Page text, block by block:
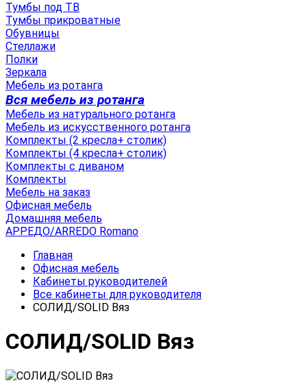
Тумбы под ТВ
Тумбы прикроватные
Обувницы
Стеллажи
Полки
Зеркала
Мебель из ротанга
Вся мебель из ротанга
Мебель из натурального ротанга
Мебель из искусственного ротанга
Комплекты (2 кресла+ столик)
Комплекты (4 кресла+ столик)
Комплекты с диваном
Комплекты
Мебель на заказ
Офисная мебель
Домашняя мебель
АРРЕДО/ARREDO Romano
Главная
Офисная мебель
Кабинеты руководителей
Все кабинеты для руководителя
СОЛИД/SOLID Вяз
СОЛИД/SOLID Вяз